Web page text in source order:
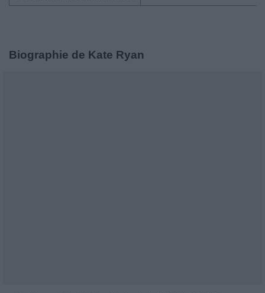
Biographie de Kate Ryan